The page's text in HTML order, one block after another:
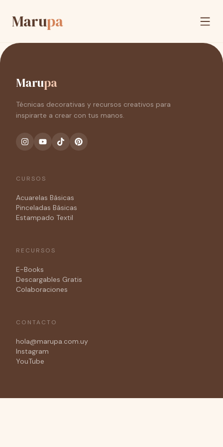
Marupa
Marupa
Técnicas decorativas y recursos creativos para
inspirarte a crear con tus manos.
CURSOS
Acuarelas Básicas
Pinceladas Básicas
Estampado Textil
RECURSOS
E-Books
Descargables Gratis
Colaboraciones
CONTACTO
hola@marupa.com.uy
Instagram
YouTube